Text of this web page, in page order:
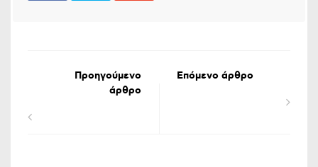
Προηγούμενο
άρθρο
Επόμενο άρθρο